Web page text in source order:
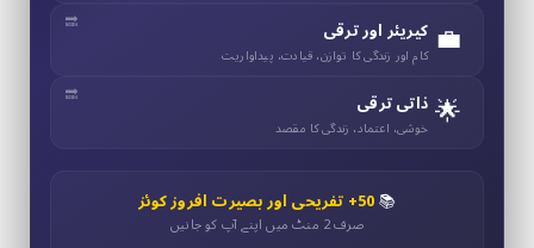
💼 کیریئر اور ترقی
کام اور زندگی کا توازن، قیادت، پیداواریت
🌟 ذاتی ترقی
خوشی، اعتماد، زندگی کا مقصد
📚50+ تفریحی اور بصیرت افروز کوئز
صرف 2 منٹ میں اپنے آپ کو جانیں